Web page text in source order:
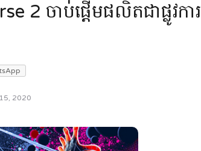
2 ចាប់ផ្ដើមផលិតជាផ្លូវការ
2020